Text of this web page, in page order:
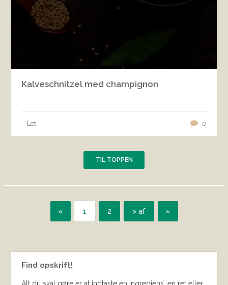
Kalveschnitzel med champignon
Let 0
TIL TOPPEN
« 1 2 > af »
Find opskrift!
Alt du skal gøre er at indtaste en ingrediens, en ret eller